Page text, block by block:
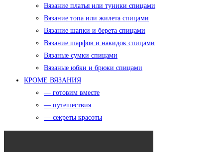
Вязание платья или туники спицами
Вязание топа или жилета спицами
Вязание шапки и берета спицами
Вязание шарфов и накидок спицами
Вязаные сумки спицами
Вязаные юбки и брюки спицами
КРОМЕ ВЯЗАНИЯ
— готовим вместе
— путешествия
— секреты красоты